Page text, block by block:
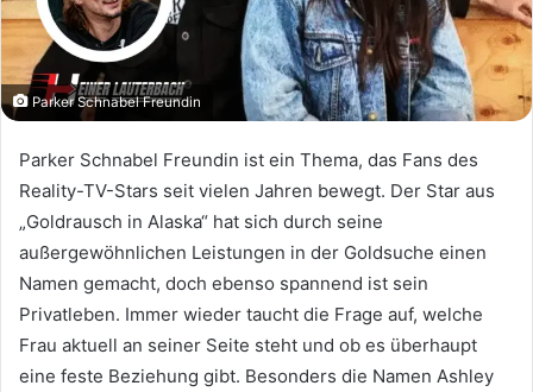
Parker Schnabel Freundin
Parker Schnabel Freundin ist ein Thema, das Fans des
Reality-TV-Stars seit vielen Jahren bewegt. Der Star aus
„Goldrausch in Alaska“ hat sich durch seine
außergewöhnlichen Leistungen in der Goldsuche einen
Namen gemacht, doch ebenso spannend ist sein
Privatleben. Immer wieder taucht die Frage auf, welche
Frau aktuell an seiner Seite steht und ob es überhaupt
eine feste Beziehung gibt. Besonders die Namen Ashley